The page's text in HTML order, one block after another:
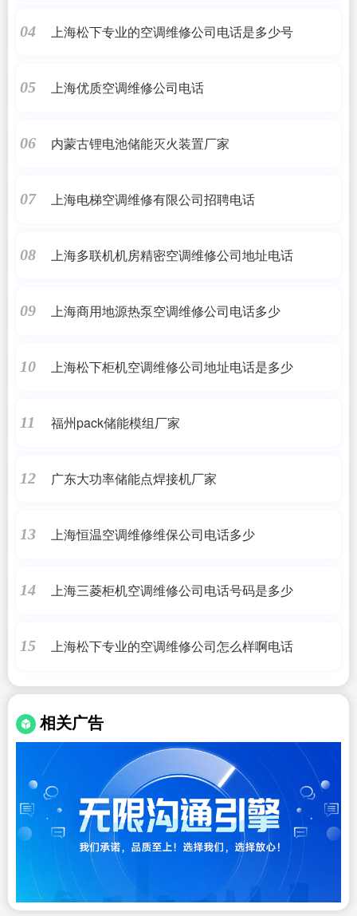
04 上海松下专业的空调维修公司电话是多少号
05 上海优质空调维修公司电话
06 内蒙古锂电池储能灭火装置厂家
07 上海电梯空调维修有限公司招聘电话
08 上海多联机机房精密空调维修公司地址电话
09 上海商用地源热泵空调维修公司电话多少
10 上海松下柜机空调维修公司地址电话是多少
11 福州pack储能模组厂家
12 广东大功率储能点焊接机厂家
13 上海恒温空调维修维保公司电话多少
14 上海三菱柜机空调维修公司电话号码是多少
15 上海松下专业的空调维修公司怎么样啊电话
相关广告